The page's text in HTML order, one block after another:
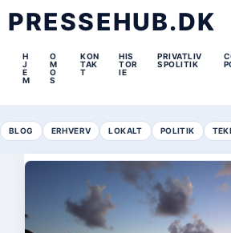
PRESSEHUB.DK
H
J
E
M
O
M
O
S
KON
TAK
T
HIS
TOR
IE
PRIVATLIV
SPOLITIK
BLOG ERHVERV LOKALT POLITIK